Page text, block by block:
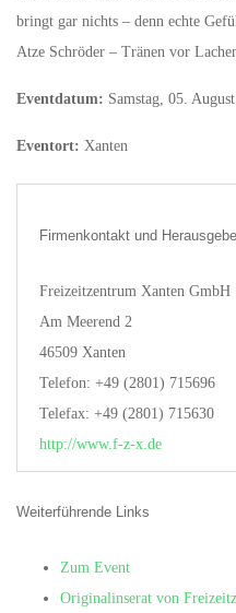
bringt gar nichts – denn echte
Atze Schröder – Tränen vor
Eventdatum: Samstag, 05.
Eventort: Xanten
Firmenkontakt und
Freizeitzentrum Xanten GmbH
Am Meerend 2
46509 Xanten
Telefon: +49 (2801) 715696
Telefax: +49 (2801) 715630
http://www.f-z-x.de
Weiterführende Links
Zum Event
Originalinserat von